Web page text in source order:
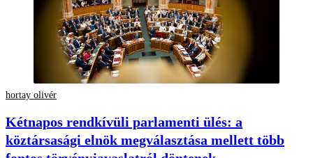
hortay olivér
Kétnapos rendkívüli parlamenti ülés: a
köztársasági elnök megválasztása mellett több